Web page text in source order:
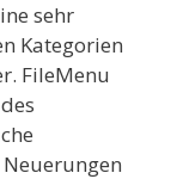
sehr
Kategorien
FileMenu